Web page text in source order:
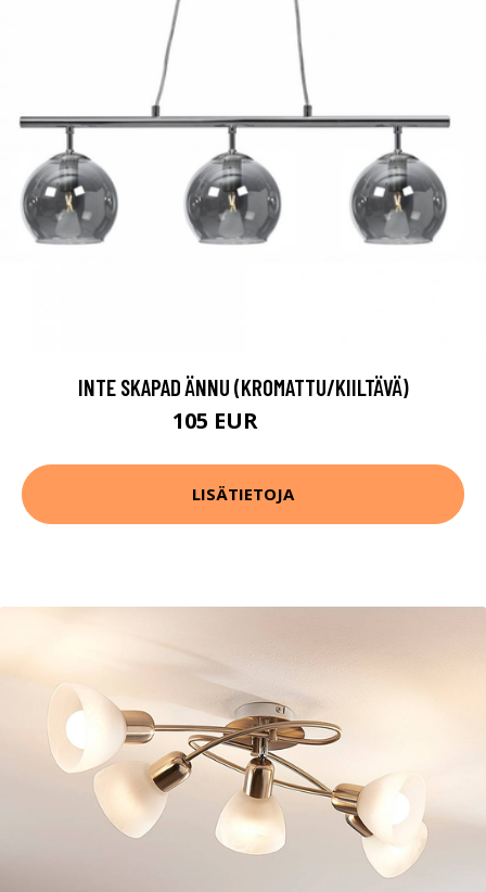
INTE SKAPAD ÄNNU (KROMATTU/KIILTÄVÄ)
105 EUR
LISÄTIETOJA